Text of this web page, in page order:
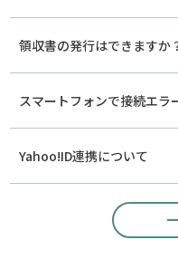
領収書の発行はできますか
スマートフォンで接続エラ
Yahoo!ID連携について